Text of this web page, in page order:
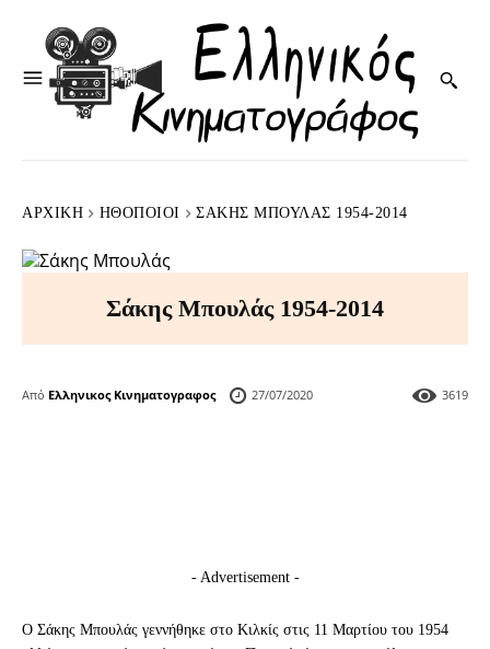
ΑΡΧΙΚΉ HΘΟΠΟΙΟΊ ΣΆΚΗΣ ΜΠΟΥΛΆΣ 1954-2014
Σάκης Μπουλάς 1954-2014
Από Ελληνικος Κινηματογραφος 27/07/2020 3619
- Advertisement -
Ο Σάκης Μπουλάς γεννήθηκε στο Κιλκίς στις 11 Μαρτίου του 1954